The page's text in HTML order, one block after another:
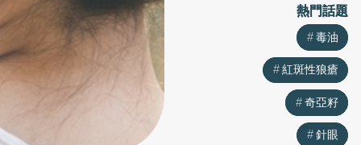
熱門話題
毒油
紅斑性狼瘡
奇亞籽
針眼
熱門話題
毒油
紅斑性狼瘡
奇亞籽
針眼